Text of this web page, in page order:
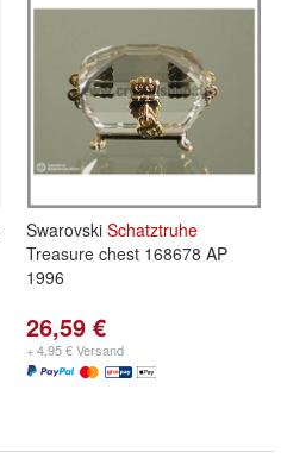
Swarovski Schatztruhe
Treasure chest 168678 AP
1996
26,59 €
+ 4,95 € Versand